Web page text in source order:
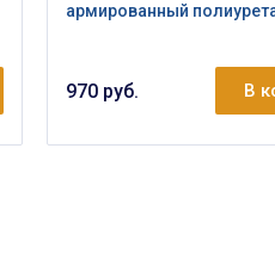
армированный
970 руб. В